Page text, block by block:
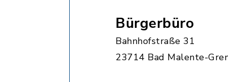
Bürgerbüro
Bahnhofstraße 31
23714 Bad Malente-